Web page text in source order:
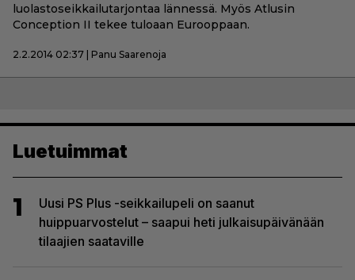
luolastoseikkailutarjontaa lännessä. Myös Atlusin
Conception II tekee tuloaan Eurooppaan.
2.2.2014 02:37 | Panu Saarenoja
Luetuimmat
1
Uusi PS Plus -seikkailupeli on saanut
huippuarvostelut – saapui heti julkaisupäivänään
tilaajien saataville